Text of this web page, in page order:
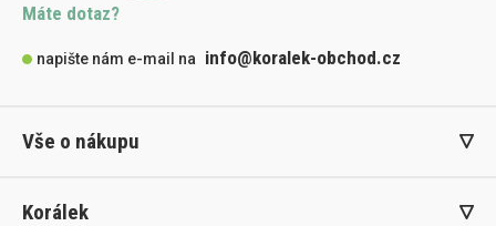
Máte dotaz?
napište nám e-mail na info@koralek-obchod.cz
Vše o nákupu
Korálek